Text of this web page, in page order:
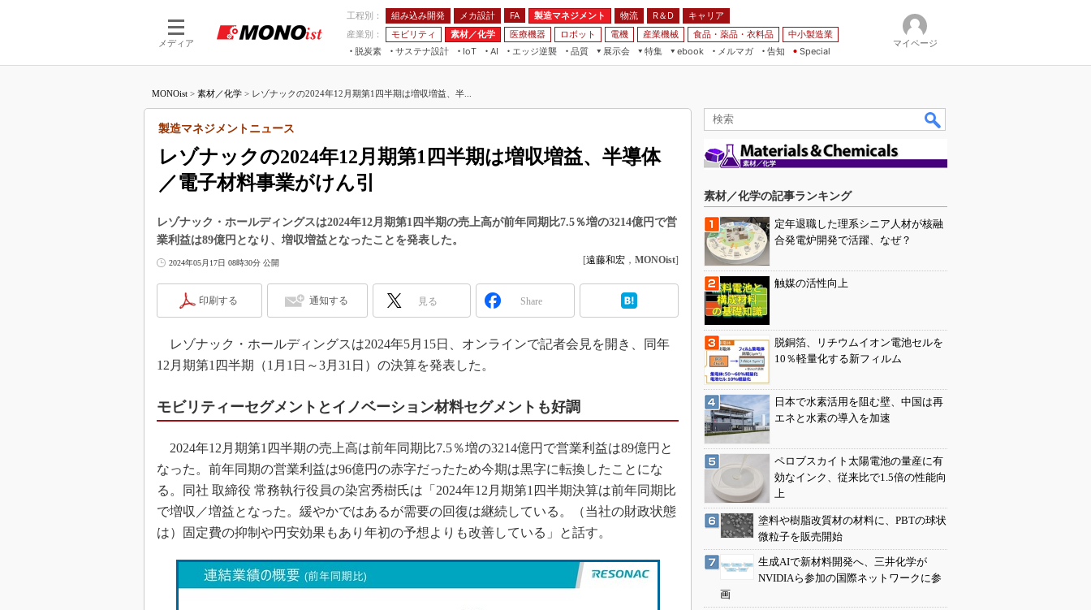
メディア
工程別： 組み込み開発 メカ設計 FA 製造マネジメント 物流 R＆D
キャリア
産業別：
モビリティ 素材／化学 医療機器 ロボット 電機 産業機械 食品・薬品・衣料品
中小製造業
脱炭素
サステナ設計
IoT
つながる工場
AI
AI×設備保全
エッジ逆襲 品質
展示会
JIMTOF
IIFES
TECHNO-FRONTIER
EdgeTech+
特集
VR／AR
フィールドサービス
組み込み画像技術
車載ソフト開発
ISO26262
無償設計ツール
3Dプリンタ
S＆OP
インダストリー4.0
イノベーション
製造業ビッグデータ
メイドインジャパン
ebook
FA
メルマガ
告知 Special
マイページ
MONOist > 素材／化学 > レゾナックの2024年12月期第1四半期は増収増益、半...
レゾナックの2024年12月期第1四半期は増収増益、半導体
／電子材料事業がけん引
製造マネジメントニュース
レゾナック・ホールディングスは2024年12月期第1四半期の売上高が前年同期比7.5％増の3214億円で営
業利益は89億円となり、増収増益となったことを発表した。
2024年05月17日 08時30分 公開 [遠藤和宏 ， MONOist]
印刷する 通知する 見る Share
レゾナック・ホールディングスは2024年5月15日、オンラインで記者会見を開き、同年
12月期第1四半期（1月1日～3月31日）の決算を発表した。
モビリティーセグメントとイノベーション材料セグメントも好調
2024年12月期第1四半期の売上高は前年同期比7.5％増の3214億円で営業利益は89億円と
なった。前年同期の営業利益は96億円の赤字だったため今期は黒字に転換したことにな
る。同社 取締役 常務執行役員の染宮秀樹氏は「2024年12月期第1四半期決算は前年同期比
で増収／増益となった。緩やかではあるが需要の回復は継続している。（当社の財政状態
は）固定費の抑制や円安効果もあり年初の予想よりも改善している」と話す。
素材／化学の記事ランキング
定年退職した理系シニア人材が核融
合発電炉開発で活躍、なぜ？
触媒の活性向上
脱銅箔、リチウムイオン電池セルを
10％軽量化する新フィルム
日本で水素活用を阻む壁、中国は再
エネと水素の導入を加速
ペロブスカイト太陽電池の量産に有
効なインク、従来比で1.5倍の性能向
上
塗料や樹脂改質材の材料に、PBTの球状
微粒子を販売開始
生成AIで新材料開発へ、三井化学が
NVIDIAら参加の国際ネットワークに参
画